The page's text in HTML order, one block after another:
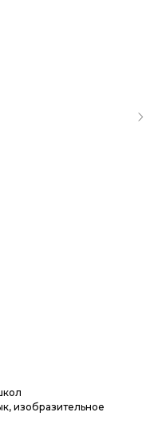
изобразительное